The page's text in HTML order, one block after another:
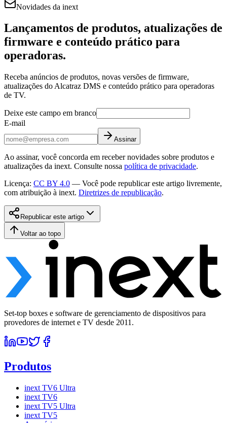
Novidades da inext
Lançamentos de produtos, atualizações de
firmware e conteúdo prático para
operadoras.
Receba anúncios de produtos, novas versões de firmware,
atualizações do Alcatraz DMS e conteúdo prático para operadoras
de TV.
Deixe este campo em branco
E-mail
Assinar
Ao assinar, você concorda em receber novidades sobre produtos e
atualizações da inext. Consulte nossa política de privacidade.
Licença: CC BY 4.0 — Você pode republicar este artigo livremente,
com atribuição à inext. Diretrizes de republicação.
Republicar este artigo
Voltar ao topo
Set-top boxes e software de gerenciamento de dispositivos para
provedores de internet e TV desde 2011.
Produtos
inext TV6 Ultra
inext TV6
inext TV5 Ultra
inext TV5